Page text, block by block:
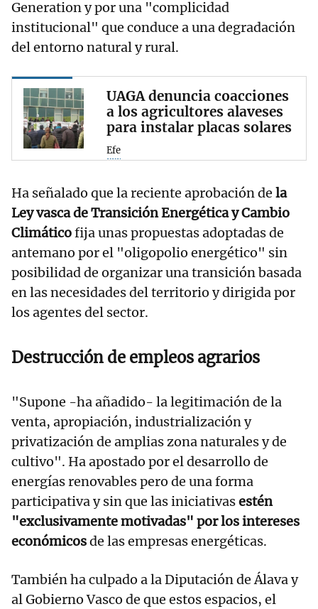
Generation y por una "complicidad
institucional" que conduce a una degradación
del entorno natural y rural.
UAGA denuncia coacciones
a los agricultores alaveses
para instalar placas solares
Efe
Ha señalado que la reciente aprobación de la
Ley vasca de Transición Energética y Cambio
Climáticofija unas propuestas adoptadas de
antemano por el "oligopolio energético" sin
posibilidad de organizar una transición basada
en las necesidades del territorio y dirigida por
los agentes del sector.
Destrucción de empleos agrarios
"Supone -ha añadido- la legitimación de la
venta, apropiación, industrialización y
privatización de amplias zona naturales y de
cultivo". Ha apostado por el desarrollo de
energías renovables pero de una forma
participativa y sin que las iniciativasestén
"exclusivamente motivadas" por los intereses
económicosde las empresas energéticas.
También ha culpado a la Diputación de Álava y
al Gobierno Vasco de que estos espacios, el